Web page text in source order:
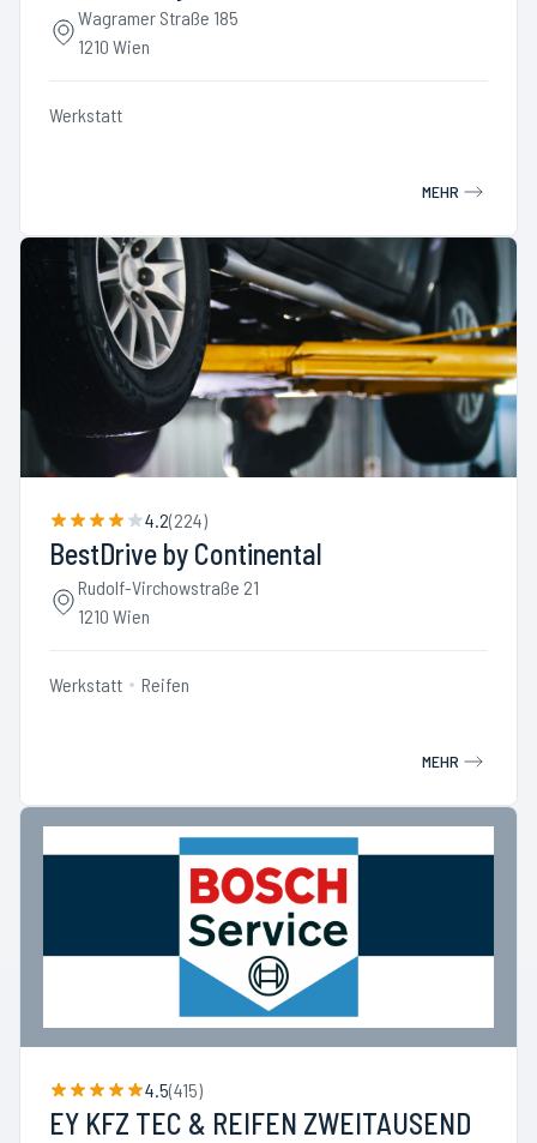
Wagramer Straße 185
1210 Wien
Werkstatt
MEHR
4.2(224)
BestDrive by Continental
Rudolf-Virchowstraße 21
1210 Wien
Werkstatt Reifen
MEHR
4.5(415)
EY KFZ TEC & REIFEN ZWEITAUSEND